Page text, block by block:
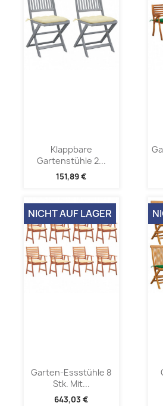
Klappbare
Gartenstühle 2...
151,89 €
Garten-Essstühle 8
Stk. Mit...
643,03 €
NICHT AUF LAGER